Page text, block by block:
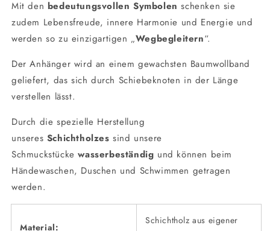
Mit den bedeutungsvollen Symbolen schenken sie
zudem Lebensfreude, innere Harmonie und Energie und
werden so zu einzigartigen „Wegbegleitern“.
Der Anhänger wird an einem gewachsten Baumwollband
geliefert, das sich durch Schiebeknoten in der Länge
verstellen lässt.
Durch die spezielle Herstellung
unseres Schichtholzes sind unsere
Schmuckstückewasserbeständig und können beim
Händewaschen, Duschen und Schwimmen getragen
werden.
Material:
Schichtholz aus eigener